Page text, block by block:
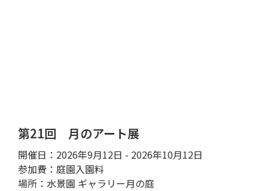
第21回 月のアート展
開催日：2026年9月12日 - 2026年10月12日
参加費：庭園入園料
場所：水景園 ギャラリー月の庭